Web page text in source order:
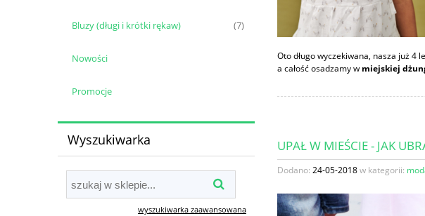
Bluzy (długi i krótki rękaw) (7)
Nowości
Promocje
Wyszukiwarka
wyszukiwarka zaawansowana
Oto długo wyczekiwana, nasza już 4
a całość osadzamy w miejskiej
UPAŁ W MIEŚCIE - JAK
Dodano: 24-05-2018w kategorii: